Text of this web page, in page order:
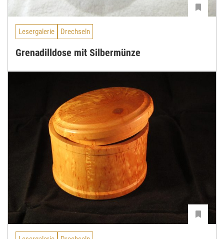
Lesergalerie Drechseln
Grenadilldose mit Silbermünze